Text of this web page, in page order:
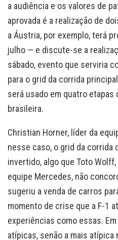
a audiência e os valores de
aprovada é a realização de
a Áustria, por exemplo, terá
julho — e discute-se a
sábado, evento que serviria
para o grid da corrida
será usado em quatro etapas
brasileira.
Christian Horner, líder da
nesse caso, o grid da corrida
invertido, algo que Toto
equipe Mercedes, não
sugeriu a venda de carros
momento de crise que a F-1
experiências como essas.
atípicas, senão a mais atípica